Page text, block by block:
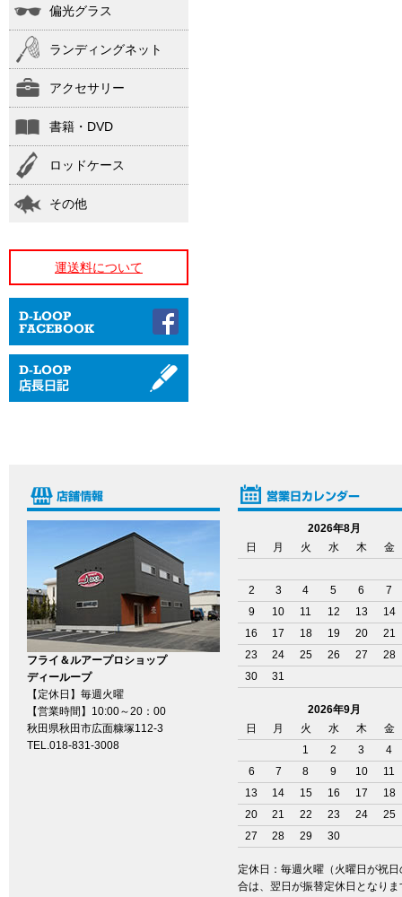
偏光グラス
ランディングネット
アクセサリー
書籍・DVD
ロッドケース
その他
運送料について
フライ＆ルアープロショップ
ディーループ
【定休日】毎週火曜
【営業時間】10:00～20：00
秋田県秋田市広面糠塚112-3
TEL.018-831-3008
2026年8月
日
月 火 水 木 金
2 3 4 5 6
7
9
10 11 12 13
14
16
17 18 19 20
21
23
24 25 26 27
28
30
31
2026年9月
日
月 火 水 木
金
1
2 3
4
6
7 8 9 10
11
13
14 15 16 17
18
20
21 22 23 24
25
27
28 29 30
定休日：毎週火曜（火曜日が祝日
合は、翌日が振替定休日となりま